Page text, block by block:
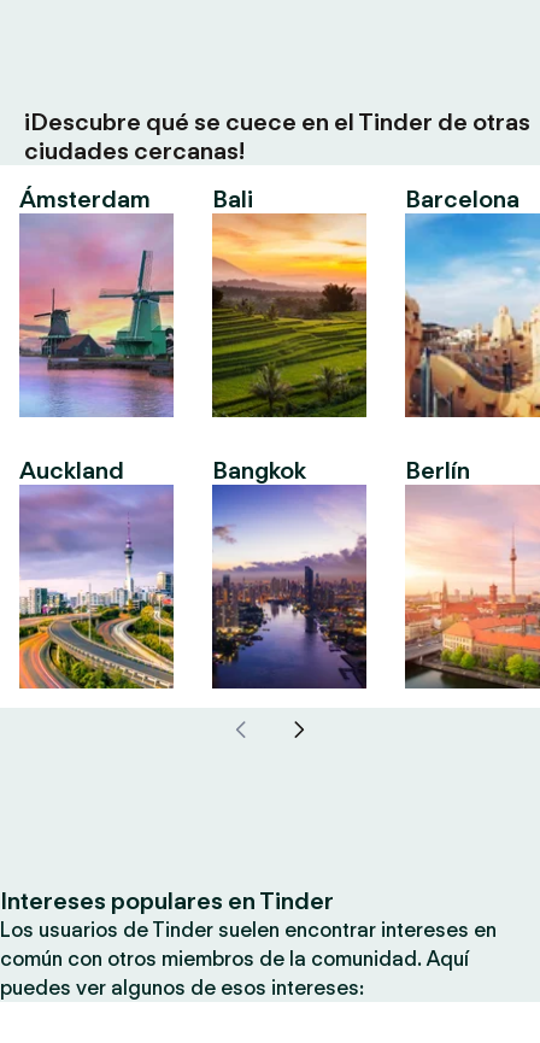
¡Descubre qué se cuece en el Tinder de otras
ciudades cercanas!
Ámsterdam
Auckland
Bali
Bangkok
Barcelona
Berlín
Intereses populares en Tinder
Los usuarios de Tinder suelen encontrar intereses en
común con otros miembros de la comunidad. Aquí
puedes ver algunos de esos intereses: